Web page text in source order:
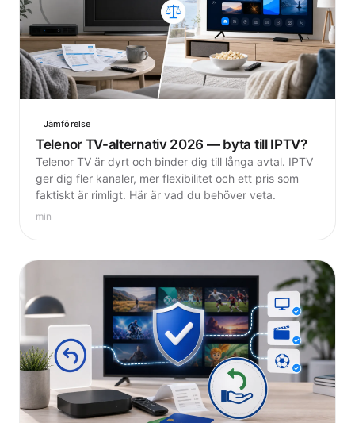
Jämförelse
Telenor TV-alternativ 2026 — byta till IPTV?
Telenor TV är dyrt och binder dig till långa avtal. IPTV
ger dig fler kanaler, mer flexibilitet och ett pris som
faktiskt är rimligt. Här är vad du behöver veta.
min